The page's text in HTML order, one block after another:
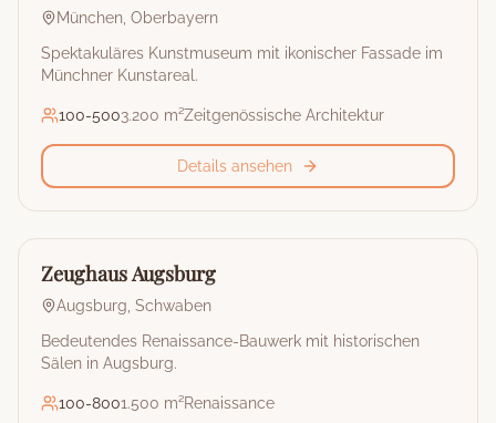
München Oberbayern
Spektakuläres Kunstmuseum mit ikonischer Fassade im
Münchner Kunstareal.
100-5003.200 m²Zeitgenössische Architektur
Details ansehen
🏰
Museum & Kulturstätte
Zeughaus Augsburg
Augsburg Schwaben
Bedeutendes Renaissance-Bauwerk mit historischen
Sälen in Augsburg.
100-8001.500 m²Renaissance